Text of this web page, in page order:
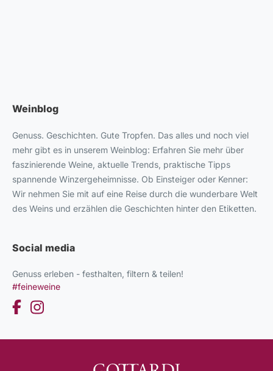
Weinblog
Genuss. Geschichten. Gute Tropfen. Das alles und noch viel
mehr gibt es in unserem Weinblog: Erfahren Sie mehr über
faszinierende Weine, aktuelle Trends, praktische Tipps
spannende Winzergeheimnisse. Ob Einsteiger oder Kenner:
Wir nehmen Sie mit auf eine Reise durch die wunderbare Welt
des Weins und erzählen die Geschichten hinter den Etiketten.
Social media
Genuss erleben - festhalten, filtern & teilen!
#feineweine
Facebook
Instagram